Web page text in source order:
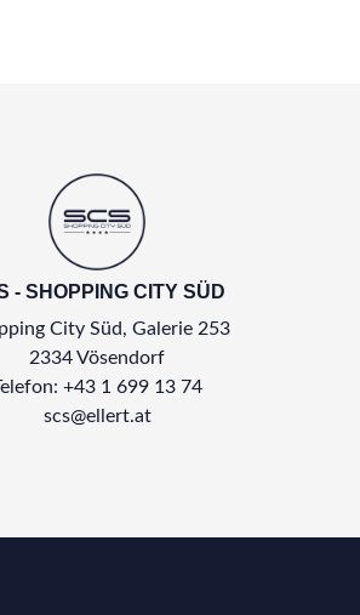
- SHOPPING CITY SÜD
City Süd, Galerie 253
2334 Vösendorf
+43 1 699 13 74
scs@ellert.at